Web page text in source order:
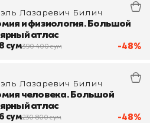
-48%
Лазаревич Билич
и физиология. Большой
атлас
сум390 400 сум
-48%
Лазаревич Билич
человека. Большой
атлас
сум230 800 сум